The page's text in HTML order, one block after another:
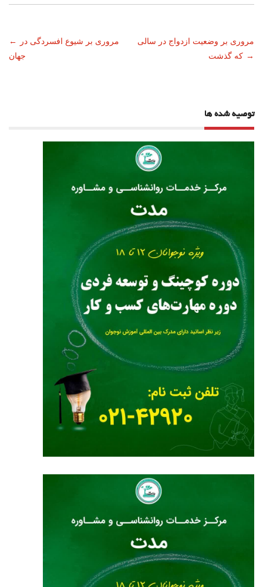
ناوبری
←
مروری بر شیوع افسردگی در
جهان
مروری بر وضعیت ازدواج در سالی
که گذشت →
توصیه شده ها